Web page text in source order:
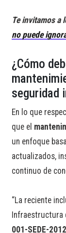
Te invitamos a
no puede
¿Cómo
seguridad
En lo que
que el
un enfoque
actualizados,
continuo de
“La reciente
Infraestructura
001-SEDE-2012